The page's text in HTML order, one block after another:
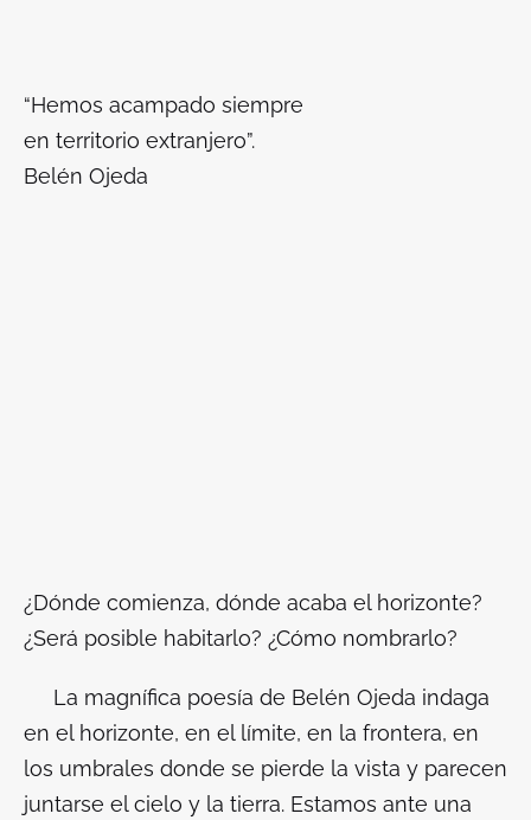
“Hemos acampado siempre
en territorio extranjero”.
Belén Ojeda
¿Dónde comienza, dónde acaba el horizonte?
¿Será posible habitarlo? ¿Cómo nombrarlo?
La magnífica poesía de Belén Ojeda indaga
en el horizonte, en el límite, en la frontera, en
los umbrales donde se pierde la vista y parecen
juntarse el cielo y la tierra. Estamos ante una